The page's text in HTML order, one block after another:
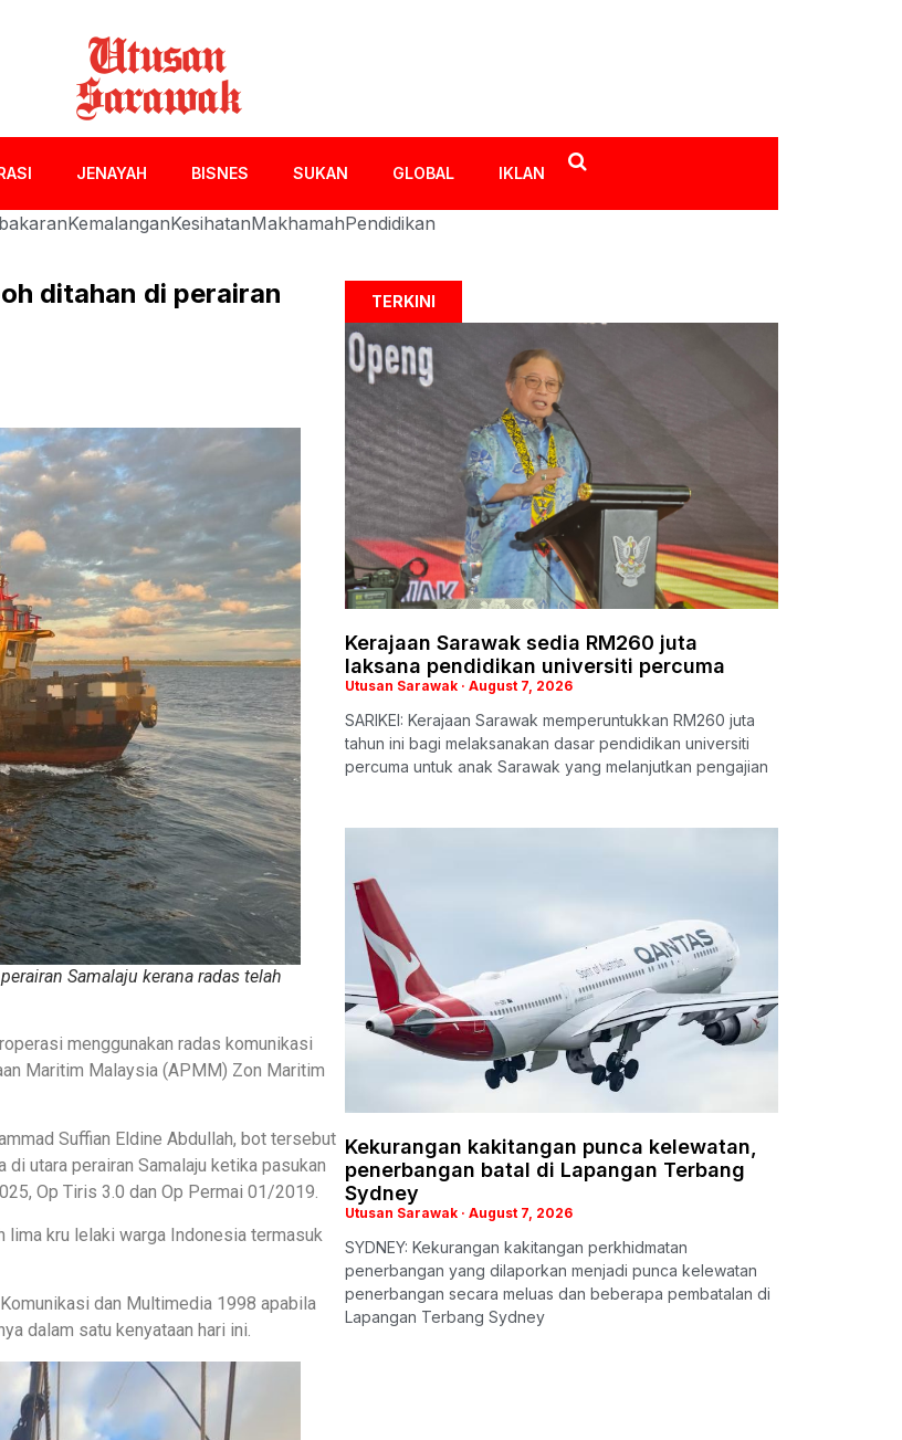
JENAYAH BISNES SUKAN GLOBAL IKLAN
KemalanganKesihatanMakhamahPendidikan
ditahan di perairan
Samalaju kerana radas telah
menggunakan radas komunikasi
Maritim Malaysia (APMM) Zon Maritim
Suffian Eldine Abdullah, bot tersebut
utara perairan Samalaju ketika pasukan
Op Tiris 3.0 dan Op Permai 01/2019.
kru lelaki warga Indonesia termasuk
dan Multimedia 1998 apabila
dalam satu kenyataan hari ini.
TERKINI
Kerajaan Sarawak sedia RM260 juta
laksana pendidikan universiti percuma
Utusan Sarawak August 7, 2026
SARIKEI: Kerajaan Sarawak memperuntukkan RM260 juta
tahun ini bagi melaksanakan dasar pendidikan universiti
percuma untuk anak Sarawak yang melanjutkan pengajian
Kekurangan kakitangan punca kelewatan,
penerbangan batal di Lapangan Terbang
Sydney
Utusan Sarawak August 7, 2026
SYDNEY: Kekurangan kakitangan perkhidmatan
penerbangan yang dilaporkan menjadi punca kelewatan
penerbangan secara meluas dan beberapa pembatalan di
Lapangan Terbang Sydney